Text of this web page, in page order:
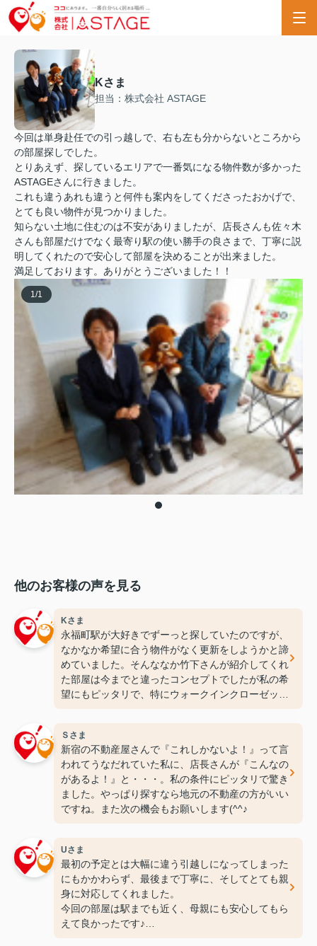
Kさま
担当：株式会社 ASTAGE
今回は単身赴任での引っ越しで、右も左も分からないところから
の部屋探しでした。
とりあえず、探しているエリアで一番気になる物件数が多かった
ASTAGEさんに行きました。
これも違うあれも違うと何件も案内をしてくださったおかげで、
とても良い物件が見つかりました。
知らない土地に住むのは不安がありましたが、店長さんも佐々木
さんも部屋だけでなく最寄り駅の使い勝手の良さまで、丁寧に説
明してくれたので安心して部屋を決めることが出来ました。
満足しております。ありがとうございました！！
1/1
他のお客様の声を見る
Kさま
永福町駅が大好きでずーっと探していたのですが、
なかなか希望に合う物件がなく更新をしようかと諦
めていました。そんななか竹下さんが紹介してくれ
た部屋は今までと違ったコンセプトでしたが私の希
望にもピッタリで、特にウォークインクローゼット
Ｓさま
新宿の不動産屋さんで『これしかないよ！』って言
われてうなだれていた私に、店長さんが『こんなの
があるよ！』と・・・。私の条件にピッタリで驚き
ました。やっぱり探すなら地元の不動産の方がいい
ですね。また次の機会もお願いします(^^♪
Uさま
最初の予定とは大幅に違う引越しになってしまった
にもかかわらず、最後まで丁寧に、そしてとても親
身に対応してくれました。
今回の部屋は駅までも近く、母親にも安心してもら
えて良かったです♪